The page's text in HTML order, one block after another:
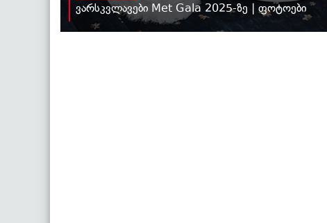
ვარსკვლავები Met Gala 2025-ზე | ფოტოები